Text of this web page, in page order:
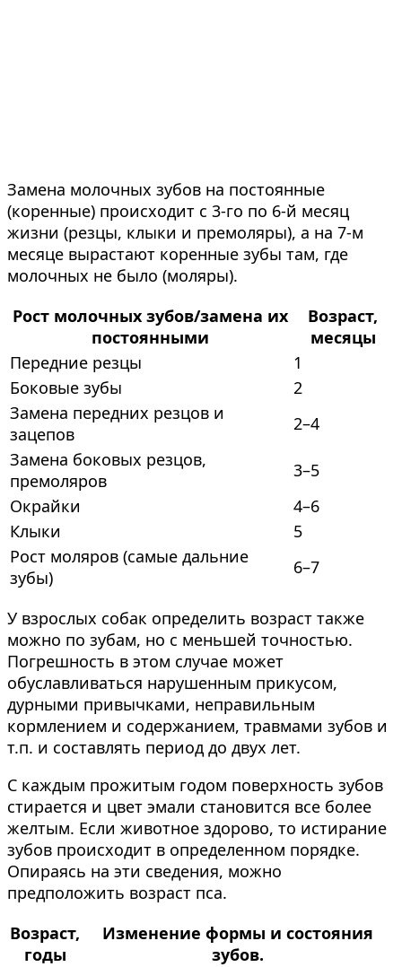
Замена молочных зубов на постоянные
(коренные) происходит с 3-го по 6-й месяц
жизни (резцы, клыки и премоляры), а на 7-м
месяце вырастают коренные зубы там, где
молочных не было (моляры).
Рост молочных зубов/замена их
постоянными
Возраст,
месяцы
Передние резцы
1
Боковые зубы
2
Замена передних резцов и
зацепов
2–4
Замена боковых резцов,
премоляров
3–5
Окрайки
4–6
Клыки
5
Рост моляров (самые дальние
зубы)
6–7
У взрослых собак определить возраст также
можно по зубам, но с меньшей точностью.
Погрешность в этом случае может
обуславливаться нарушенным прикусом,
дурными привычками, неправильным
кормлением и содержанием, травмами зубов и
т.п. и составлять период до двух лет.
С каждым прожитым годом поверхность зубов
стирается и цвет эмали становится все более
желтым. Если животное здорово, то истирание
зубов происходит в определенном порядке.
Опираясь на эти сведения, можно
предположить возраст пса.
Возраст,
годы
Изменение формы и состояния
зубов.